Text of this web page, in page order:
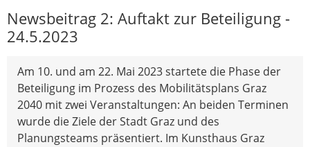
Newsbeitrag 2: Auftakt zur Beteiligung -
24.5.2023
Am 10. und am 22. Mai 2023 startete die Phase der
Beteiligung im Prozess des Mobilitätsplans Graz
2040 mit zwei Veranstaltungen: An beiden Terminen
wurde die Ziele der Stadt Graz und des
Planungsteams präsentiert. Im Kunsthaus Graz